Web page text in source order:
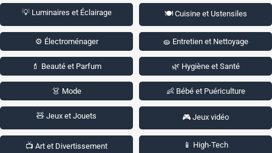
💡 Luminaires et Éclairage 🍽️ Cuisine et Ustensiles
⚙️ Électroménager 🧽 Entretien et Nettoyage
💄 Beauté et Parfum 🌿 Hygiène et Santé
👗 Mode 👶 Bébé et Puériculture
🧸 Jeux et Jouets 🎮 Jeux vidéo
📺 Art et Divertissement 📱 High-Tech